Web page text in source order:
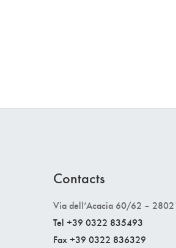
Contacts
Via dell’Acacia 60/62 –
Tel +39 0322 835493
Fax +39 0322 836329